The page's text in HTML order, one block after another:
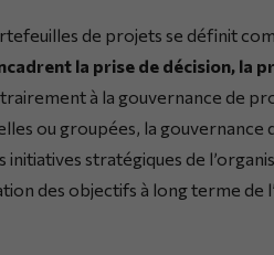
de projets se définit
la prise de décision, la
à la gouvernance de
ou groupées, la
stratégiques de
des objectifs à long terme de